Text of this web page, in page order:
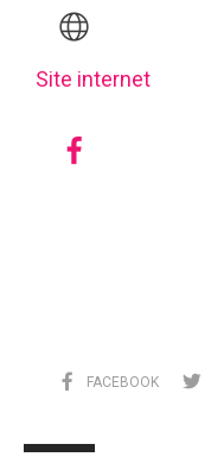
Site internet
FACEBOOK